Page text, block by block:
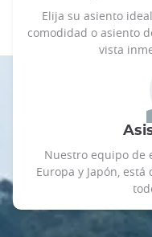
Elija su asiento
comodidad o asiento
vista
Nuestro equipo de
Europa y Japón,